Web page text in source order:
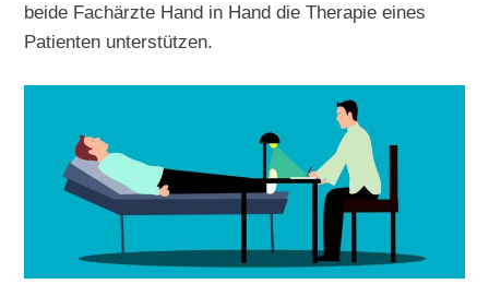
beide Fachärzte Hand in Hand die Therapie eines
Patienten unterstützen.